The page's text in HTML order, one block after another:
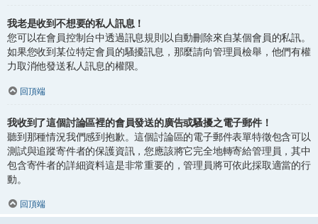
我老是收到不想要的私人訊息！
您可以在會員控制台中透過訊息規則以自動刪除來自某個會員的私訊。
如果您收到某位特定會員的騷擾訊息，那麼請向管理員檢舉，他們有權
力取消他發送私人訊息的權限。
回頂端
我收到了這個討論區裡的會員發送的廣告或騷擾之電子郵件！
聽到那種情況我們感到抱歉。這個討論區的電子郵件表單特徵包含可以
測試與追蹤寄件者的保護資訊，您應該將它完全地轉寄給管理員，其中
包含寄件者的詳細資料這是非常重要的，管理員將可依此採取適當的行
動。
回頂端